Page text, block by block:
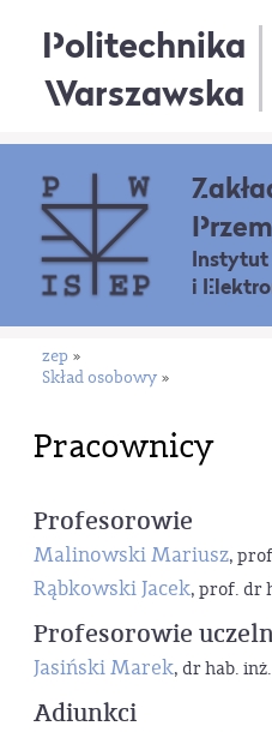
Politechnika
Warszawska
i
zep »
Skład osobowy »
Pracownicy
Profesorowie
Malinowski Mariusz,
Rąbkowski Jacek, prof. dr
Profesorowie
Jasiński Marek, dr hab.
Adiunkci